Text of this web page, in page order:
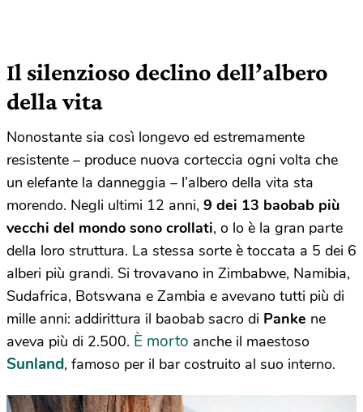
Il silenzioso declino dell’albero
della vita
Nonostante sia così longevo ed estremamente
resistente – produce nuova corteccia ogni volta che
un elefante la danneggia – l’albero della vita sta
morendo. Negli ultimi 12 anni, 9 dei 13 baobab più
vecchi del mondo sono crollati, o lo è la gran parte
della loro struttura. La stessa sorte è toccata a 5 dei 6
alberi più grandi. Si trovavano in Zimbabwe, Namibia,
Sudafrica, Botswana e Zambia e avevano tutti più di
mille anni: addirittura il baobab sacro di Panke ne
aveva più di 2.500. È morto anche il maestoso
Sunland, famoso per il bar costruito al suo interno.